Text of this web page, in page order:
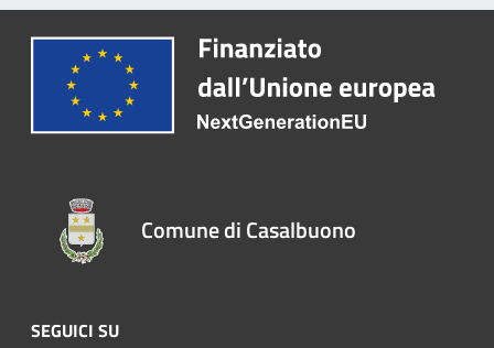
Comune di Casalbuono
SEGUICI SU